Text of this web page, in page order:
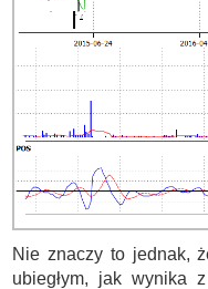
Nie znaczy to jednak,
ubiegłym, jak wynika